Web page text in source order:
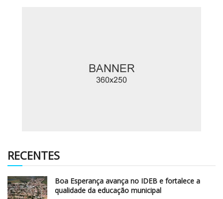
RECENTES
Boa Esperança avança no IDEB e fortalece a
qualidade da educação municipal